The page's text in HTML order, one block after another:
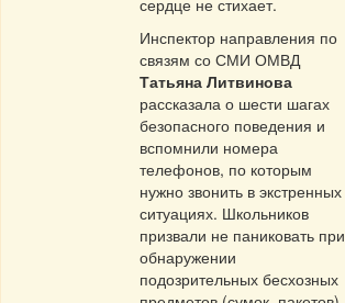
сердце не стихает.
Инспектор направления по
связям со СМИ ОМВД
Татьяна Литвинова
рассказала о шести шагах
безопасного поведения и
вспомнили номера
телефонов, по которым
нужно звонить в экстренных
ситуациях. Школьников
призвали не паниковать при
обнаружении
подозрительных бесхозных